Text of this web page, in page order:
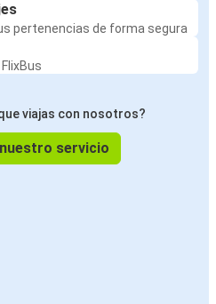
pertenencias de forma segura
viajas con nosotros?
servicio